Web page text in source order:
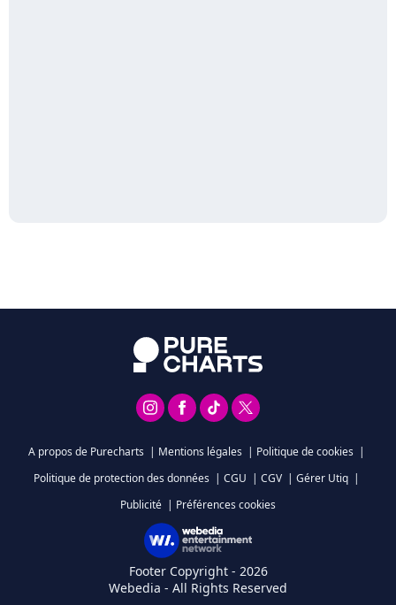
A propos de Purecharts | Mentions légales | Politique de cookies |
Politique de protection des données | CGU | CGV | Gérer Utiq |
Publicité | Préférences cookies
Footer Copyright - 2026
Webedia - All Rights Reserved